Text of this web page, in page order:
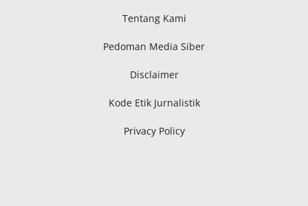
Tentang Kami
Pedoman Media Siber
Disclaimer
Kode Etik Jurnalistik
Privacy Policy